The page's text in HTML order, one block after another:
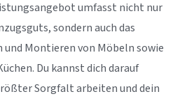
umfasst nicht nur
sondern auch das
und Montieren von Möbeln sowie
Du kannst dich darauf
Sorgfalt arbeiten und dein